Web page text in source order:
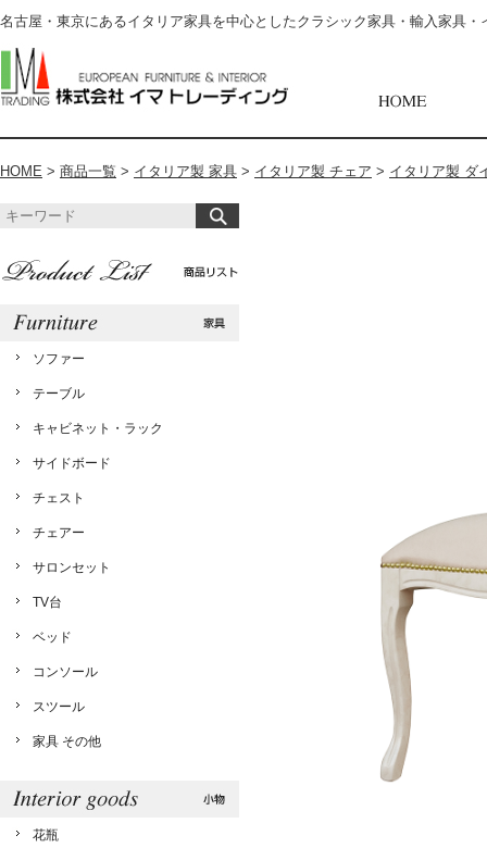
名古屋・東京にあるイタリア家具を中心としたクラシック家具・輸入家具
HOME > 商品一覧 > イタリア製 家具 > イタリア製 チェア > イタリア製 ダ
ソファー
テーブル
キャビネット・ラック
サイドボード
チェスト
チェアー
サロンセット
TV台
ベッド
コンソール
スツール
家具 その他
花瓶